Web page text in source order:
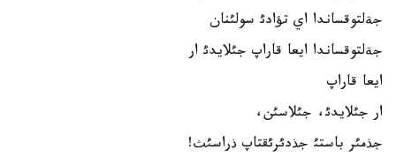
جةلتوقساندا اي تؤادئ سولئنان
جةلتوقساندا ايعا قاراپ جئلايدئ ار
ايعا قاراپ
ار جئلايدئ، جئلاسئن،
جذمئر باستئ جذدئرئقتاپ ذراسئث!